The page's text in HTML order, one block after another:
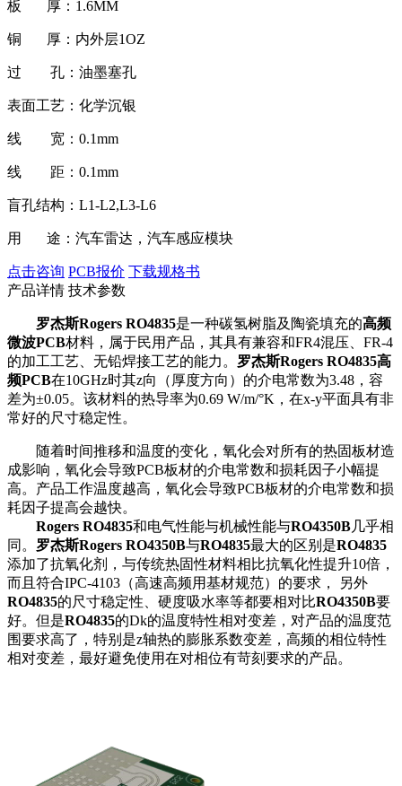
板 厚：1.6MM
铜 厚：内外层1OZ
过 孔：油墨塞孔
表面工艺：化学沉银
线 宽：0.1mm
线 距：0.1mm
盲孔结构：L1-L2,L3-L6
用 途：汽车雷达，汽车感应模块
点击咨询 PCB报价 下载规格书
产品详情 技术参数
罗杰斯Rogers RO4835是一种碳氢树脂及陶瓷填充的高频
微波PCB材料，属于民用产品，其具有兼容和FR4混压、FR-4
的加工工艺、无铅焊接工艺的能力。 罗杰斯Rogers RO4835高
频PCB在10GHz时其z向（厚度方向）的介电常数为3.48，容
差为±0.05。该材料的热导率为0.69 W/m/°K，在x-y平面具有非
常好的尺寸稳定性。
随着时间推移和温度的变化，氧化会对所有的热固板材造
成影响，氧化会导致PCB板材的介电常数和损耗因子小幅提
高。产品工作温度越高，氧化会导致PCB板材的介电常数和损
耗因子提高会越快。
Rogers RO4835和电气性能与机械性能与RO4350B几乎相
同。 罗杰斯Rogers RO4350B与RO4835最大的区别是RO4835
添加了抗氧化剂，与传统热固性材料相比抗氧化性提升10倍，
而且符合IPC-4103（高速高频用基材规范）的要求， 另外
RO4835的尺寸稳定性、硬度吸水率等都要相对比RO4350B要
好。但是RO4835的Dk的温度特性相对变差，对产品的温度范
围要求高了，特别是z轴热的膨胀系数变差，高频的相位特性
相对变差，最好避免使用在对相位有苛刻要求的产品。